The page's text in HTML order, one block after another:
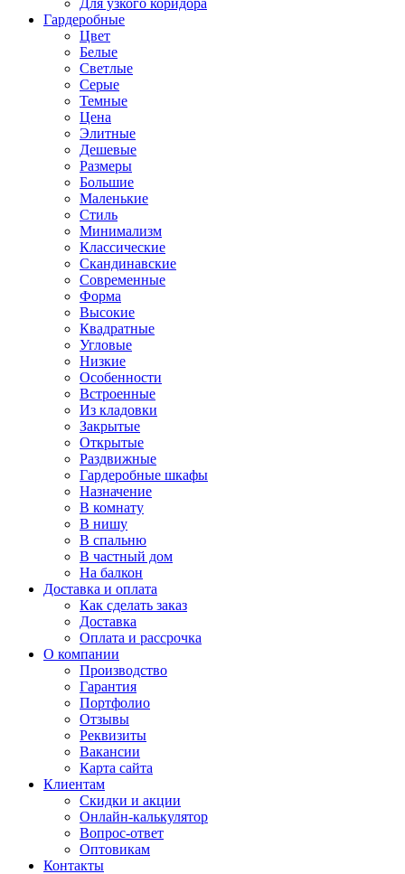
Для узкого коридора
Гардеробные
Цвет
Белые
Светлые
Серые
Темные
Цена
Элитные
Дешевые
Размеры
Большие
Маленькие
Стиль
Минимализм
Классические
Скандинавские
Современные
Форма
Высокие
Квадратные
Угловые
Низкие
Особенности
Встроенные
Из кладовки
Закрытые
Открытые
Раздвижные
Гардеробные шкафы
Назначение
В комнату
В нишу
В спальню
В частный дом
На балкон
Доставка и оплата
Как сделать заказ
Доставка
Оплата и рассрочка
О компании
Производство
Гарантия
Портфолио
Отзывы
Реквизиты
Вакансии
Карта сайта
Клиентам
Скидки и акции
Онлайн-калькулятор
Вопрос-ответ
Оптовикам
Контакты